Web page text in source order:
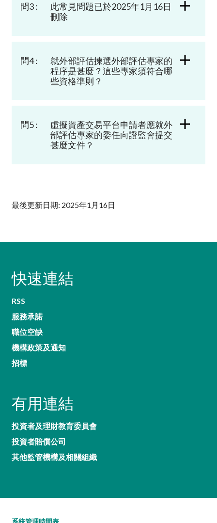
問3 :
此常見問題已於2025年1月16日
刪除
問4 :
就外部評估揀選外部評估專家的
程序是甚麼？這些專家須符合哪
些資格準則？
問5 :
虛擬資產交易平台申請者應就外
部評估專家的委任向證監會提交
甚麼文件？
最後更新日期: 2025年1月16日
快速連結
RSS
服務承諾
職位空缺
機構政策及通知
招標
有用連結
投資者及理財教育委員會
投資者賠償公司
其他監管機構及相關組織
系統管理時間表